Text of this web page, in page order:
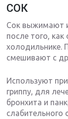
СОК
Сок выжимают
после того,
холодильнике.
смешивают с
Используют
гриппу, для
бронхита и
слабительного